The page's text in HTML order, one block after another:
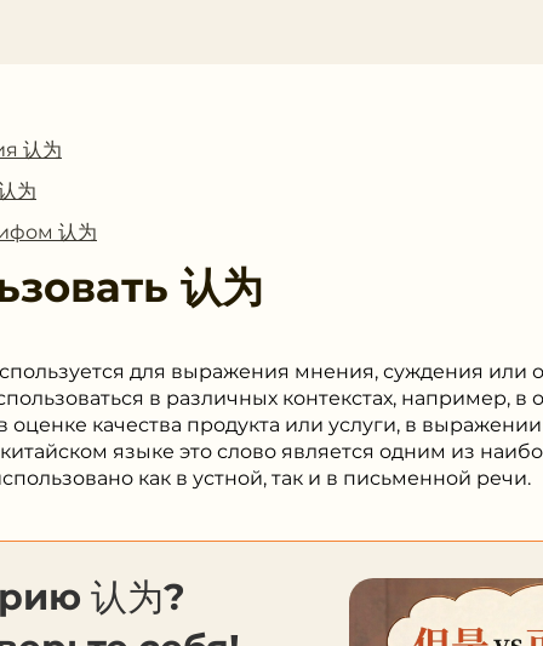
认为
为
认为
认为
для выражения мнения, суждения или
в различных контекстах, например, в
оценке качества продукта или услуги, в
языке это слово является одним из
как в устной, так и в письменной речи.
认为?